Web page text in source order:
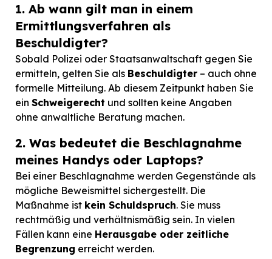
1. Ab wann gilt man in einem
Ermittlungsverfahren als
Beschuldigter?
Sobald Polizei oder Staatsanwaltschaft gegen Sie
ermitteln, gelten Sie als Beschuldigter – auch ohne
formelle Mitteilung. Ab diesem Zeitpunkt haben Sie
ein Schweigerecht und sollten keine Angaben
ohne anwaltliche Beratung machen.
2. Was bedeutet die Beschlagnahme
meines Handys oder Laptops?
Bei einer Beschlagnahme werden Gegenstände als
mögliche Beweismittel sichergestellt. Die
Maßnahme ist kein Schuldspruch. Sie muss
rechtmäßig und verhältnismäßig sein. In vielen
Fällen kann eine Herausgabe oder zeitliche
Begrenzung erreicht werden.